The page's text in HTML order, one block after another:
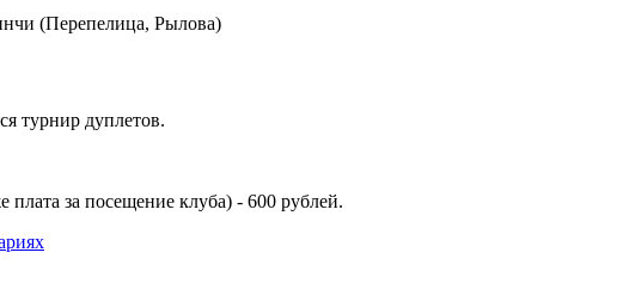
(Перепелица, Рылова)
турнир дуплетов.
за посещение клуба) - 600 рублей.